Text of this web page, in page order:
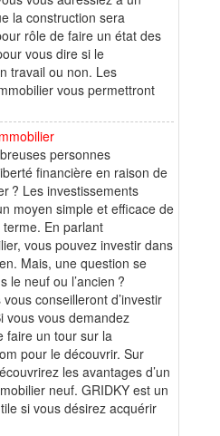
la construction sera
rôle de faire un état des
vous dire si le
travail ou non. Les
vous permettront
personnes
financière en raison de
? Les investissements
moyen simple et efficace de
En parlant
vous pouvez investir dans
Mais, une question se
le neuf ou l’ancien ?
conseilleront d’investir
vous vous demandez
faire un tour sur la
pour le découvrir. Sur
les avantages d’un
neuf. GRIDKY est un
si vous désirez acquérir